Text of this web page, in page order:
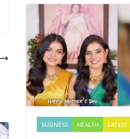
BUSINESS HEALTH LATEST